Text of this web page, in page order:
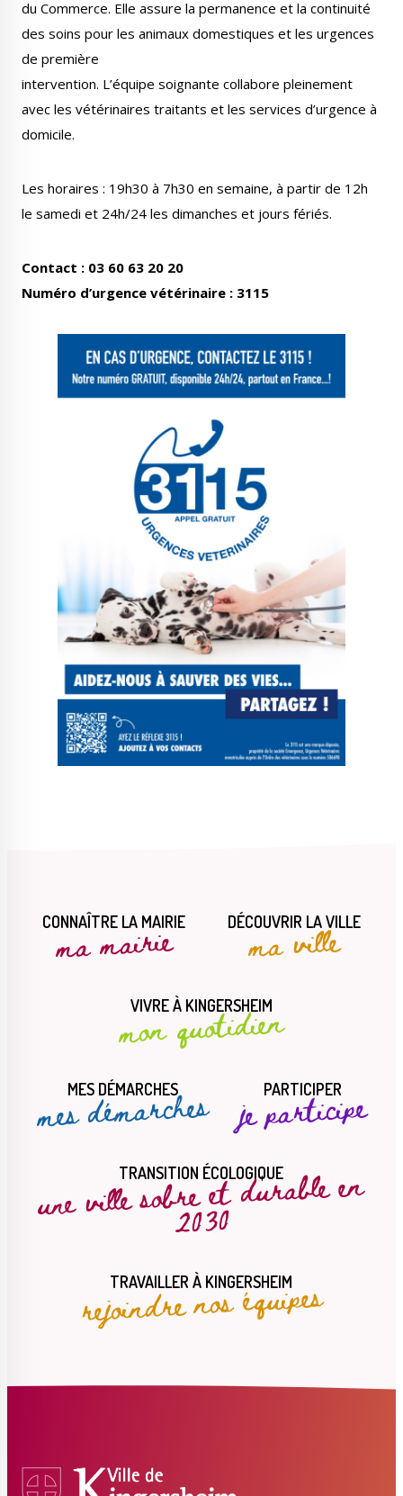
municipales
Qualité de l'air
Associations Agora
Le Créa La médiathèque
du Commerce. Elle assure la permanence et la continuité
des soins pour les animaux domestiques et les urgences
de première
intervention. L’équipe soignante collabore pleinement
avec les vétérinaires traitants et les services d’urgence à
domicile.
Les horaires : 19h30 à 7h30 en semaine, à partir de 12h
le samedi et 24h/24 les dimanches et jours fériés.
Contact : 03 60 63 20 20
Numéro d’urgence vétérinaire : 3115
CONNAÎTRE LA MAIRIE
ma mairie DÉCOUVRIR LA VILLE
ma ville
VIVRE À KINGERSHEIM
mon quotidien
MES DÉMARCHES
mes démarches PARTICIPER
je participe
TRANSITION ÉCOLOGIQUE
une ville sobre et durable en
2030
TRAVAILLER À KINGERSHEIM
rejoindre nos équipes